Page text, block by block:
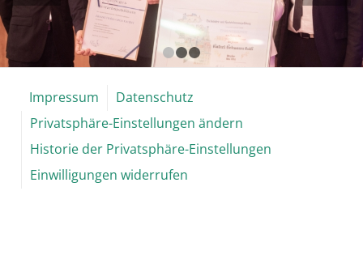
1 2 3
Impressum
Datenschutz
Privatsphäre-Einstellungen ändern
Historie der Privatsphäre-Einstellungen
Einwilligungen widerrufen